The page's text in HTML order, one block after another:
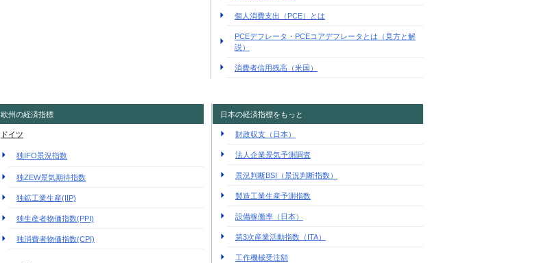
個人消費支出（PCE）とは
PCEデフレータ・PCEコアデフレータとは（見方と解
説）
消費者信用残高（米国）
欧州の経済指標
ドイツ
独IFO景況指数
独ZEW景気期待指数
独鉱工業生産(IIP)
独生産者物価指数(PPI)
独消費者物価指数(CPI)
日本の経済指標をもっと
財政収支（日本）
法人企業景気予測調査
景況判断BSI（景況判断指数）
製造工業生産予測指数
設備稼働率（日本）
第3次産業活動指数（ITA）
工作機械受注額